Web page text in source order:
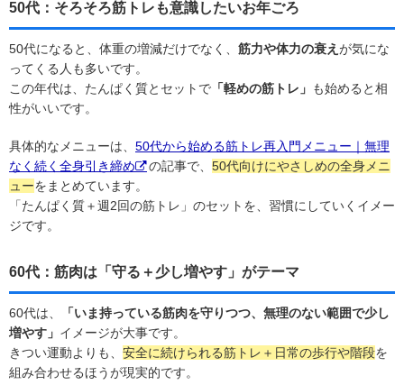
50代：そろそろ筋トレも意識したいお年ごろ
50代になると、体重の増減だけでなく、 筋力や体力の衰え が気にな
ってくる人も多いです。
この年代は、たんぱく質とセットで 「軽めの筋トレ」 も始めると相
性がいいです。
具体的なメニューは、 50代から始める筋トレ再入門メニュー｜無理
なく続く全身引き締め
の記事で、 50代向けにやさしめの全身メニ
ューをまとめています。
「たんぱく質＋週2回の筋トレ」のセットを、習慣にしていくイメー
ジです。
60代：筋肉は「守る＋少し増やす」がテーマ
60代は、
「いま持っている筋肉を守りつつ、無理のない範囲で少し
増やす」 イメージが大事です。
きつい運動よりも、 安全に続けられる筋トレ＋日常の歩行や階段を
組み合わせるほうが現実的です。